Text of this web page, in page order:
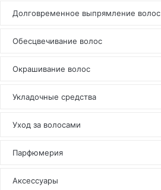
Долговременное выпрямление волос
Обесцвечивание волос
Окрашивание волос
Укладочные средства
Уход за волосами
Парфюмерия
Аксессуары